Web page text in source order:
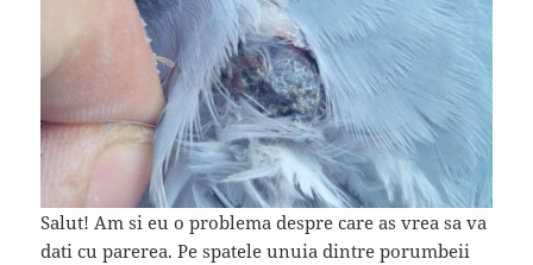
Salut! Am si eu o problema despre care as vrea sa va
dati cu parerea. Pe spatele unuia dintre porumbeii